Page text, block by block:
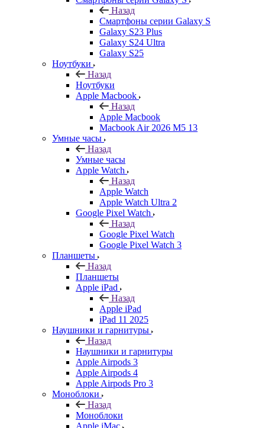
Назад
Смартфоны серии Galaxy S
Galaxy S23 Plus
Galaxy S24 Ultra
Galaxy S25
Ноутбуки
Назад
Ноутбуки
Apple Macbook
Назад
Apple Macbook
Macbook Air 2026 M5 13
Умные часы
Назад
Умные часы
Apple Watch
Назад
Apple Watch
Apple Watch Ultra 2
Google Pixel Watch
Назад
Google Pixel Watch
Google Pixel Watch 3
Планшеты
Назад
Планшеты
Apple iPad
Назад
Apple iPad
iPad 11 2025
Наушники и гарнитуры
Назад
Наушники и гарнитуры
Apple Airpods 3
Apple Airpods 4
Apple Airpods Pro 3
Моноблоки
Назад
Моноблоки
Apple iMac